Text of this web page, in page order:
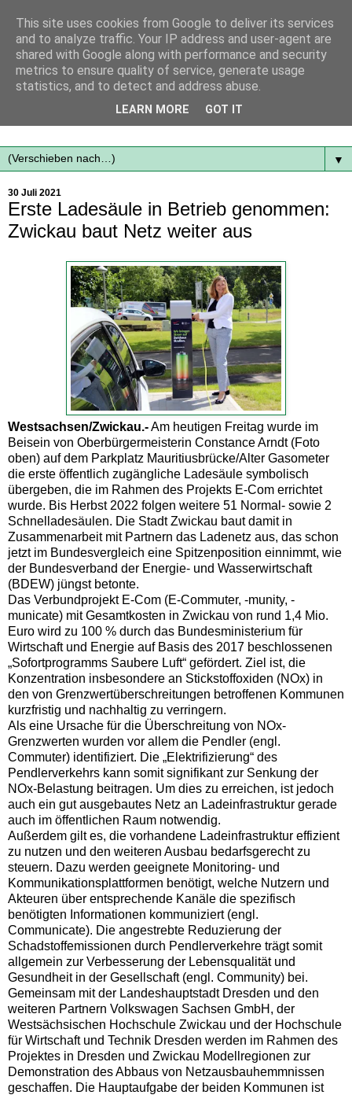
Mit frischen Themen aus der Region immer auf dem
▼
30 Juli 2021
Erste Ladesäule in Betrieb genommen:
Zwickau baut Netz weiter aus
Westsachsen/Zwickau.-Am heutigen Freitag wurde im
Beisein von Oberbürgermeisterin Constance Arndt (Foto
oben) auf dem Parkplatz Mauritiusbrücke/Alter Gasometer
die erste öffentlich zugängliche Ladesäule symbolisch
übergeben, die im Rahmen des Projekts E-Com errichtet
wurde. Bis Herbst 2022 folgen weitere 51 Normal- sowie 2
Schnelladesäulen. Die Stadt Zwickau baut damit in
Zusammenarbeit mit Partnern das Ladenetz aus, das schon
jetzt im Bundesvergleich eine Spitzenposition einnimmt, wie
der Bundesverband der Energie- und Wasserwirtschaft
(BDEW) jüngst betonte.
Das Verbundprojekt E-Com (E-Commuter, -munity, -
municate) mit Gesamtkosten in Zwickau von rund 1,4 Mio.
Euro wird zu 100 % durch das Bundesministerium für
Wirtschaft und Energie auf Basis des 2017 beschlossenen
„Sofortprogramms Saubere Luft“ gefördert. Ziel ist, die
Konzentration insbesondere an Stickstoffoxiden (NOx) in
den von Grenzwertüberschreitungen betroffenen Kommunen
kurzfristig und nachhaltig zu verringern.
Als eine Ursache für die Überschreitung von NOx-
Grenzwerten wurden vor allem die Pendler (engl.
Commuter) identifiziert. Die „Elektrifizierung“ des
Pendlerverkehrs kann somit signifikant zur Senkung der
NOx-Belastung beitragen. Um dies zu erreichen, ist jedoch
auch ein gut ausgebautes Netz an Ladeinfrastruktur gerade
auch im öffentlichen Raum notwendig.
Außerdem gilt es, die vorhandene Ladeinfrastruktur effizient
zu nutzen und den weiteren Ausbau bedarfsgerecht zu
steuern. Dazu werden geeignete Monitoring- und
Kommunikationsplattformen benötigt, welche Nutzern und
Akteuren über entsprechende Kanäle die spezifisch
benötigten Informationen kommuniziert (engl.
Communicate). Die angestrebte Reduzierung der
Schadstoffemissionen durch Pendlerverkehre trägt somit
allgemein zur Verbesserung der Lebensqualität und
Gesundheit in der Gesellschaft (engl. Community) bei.
Gemeinsam mit der Landeshauptstadt Dresden und den
weiteren Partnern Volkswagen Sachsen GmbH, der
Westsächsischen Hochschule Zwickau und der Hochschule
für Wirtschaft und Technik Dresden werden im Rahmen des
Projektes in Dresden und Zwickau Modellregionen zur
Demonstration des Abbaus von Netzausbauhemmnissen
geschaffen. Die Hauptaufgabe der beiden Kommunen ist
This site uses cookies from Google to deliver its services
and to analyze traffic. Your IP address and user-agent are
shared with Google along with performance and security
metrics to ensure quality of service, generate usage
statistics, and to detect and address abuse.
LEARN MORE GOT IT